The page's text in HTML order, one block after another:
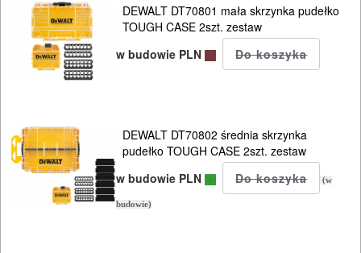
narzędziowe
Wiadra
Kuwety
Wózki
jezdne
inne
DEWALT DT70801 mała skrzynka pudełko
TOUGH CASE 2szt. zestaw
w budowie PLN
DEWALT DT70802 średnia skrzynka
pudełko TOUGH CASE 2szt. zestaw
w budowie PLN
(w
budowie)